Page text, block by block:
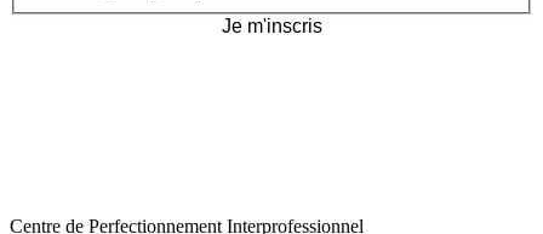
Je m'inscris
Centre de Perfectionnement Interprofessionnel